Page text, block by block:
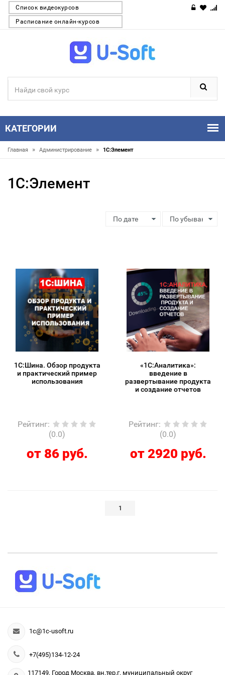
Список видеокурсов
Расписание онлайн-курсов
КАТЕГОРИИ
Главная » Администрирование » 1С:Элемент
1С:Элемент
1С:Шина. Обзор продукта
и практический пример
использования
Рейтинг:
(0.0)
от 86 руб.
«1С:Аналитика»:
введение в
развертывание продукта
и создание отчетов
Рейтинг:
(0.0)
от 2920 руб.
1
1c@1c-usoft.ru
+7(495)134-12-24
117149, Город Москва, вн.тер.г. муниципальный округ